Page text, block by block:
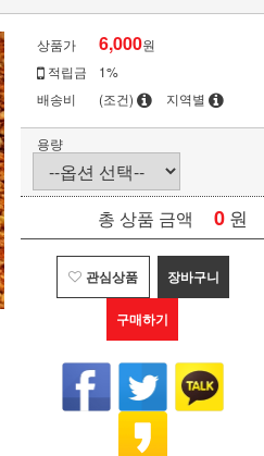
상품가 6,000원
적립금
1%
배송비
(조건) 지역별
용량
총 상품 금액 0 원
관심상품 장바구니
구매하기